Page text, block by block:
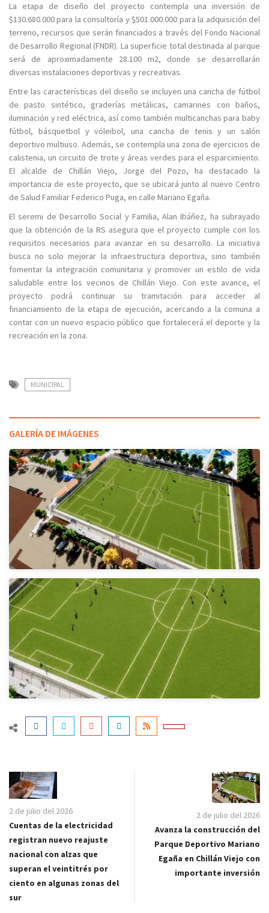
La etapa de diseño del proyecto contempla una inversión de
$130.680.000 para la consultoría y $501.000.000 para la adquisición del
terreno, recursos que serán financiados a través del Fondo Nacional
de Desarrollo Regional (FNDR). La superficie total destinada al parque
será de aproximadamente 28.100 m2, donde se desarrollarán
diversas instalaciones deportivas y recreativas.
Entre las características del diseño se incluyen una cancha de fútbol
de pasto sintético, graderías metálicas, camarines con baños,
iluminación y red eléctrica, así como también multicanchas para baby
fútbol, básquetbol y vóleibol, una cancha de tenis y un salón
deportivo multiuso. Además, se contempla una zona de ejercicios de
calistenia, un circuito de trote y áreas verdes para el esparcimiento.
El alcalde de Chillán Viejo, Jorge del Pozo, ha destacado la
importancia de este proyecto, que se ubicará junto al nuevo Centro
de Salud Familiar Federico Puga, en calle Mariano Egaña.
El seremi de Desarrollo Social y Familia, Alan Ibáñez, ha subrayado
que la obtención de la RS asegura que el proyecto cumple con los
requisitos necesarios para avanzar en su desarrollo. La iniciativa
busca no solo mejorar la infraestructura deportiva, sino también
fomentar la integración comunitaria y promover un estilo de vida
saludable entre los vecinos de Chillán Viejo. Con este avance, el
proyecto podrá continuar su tramitación para acceder al
financiamiento de la etapa de ejecución, acercando a la comuna a
contar con un nuevo espacio público que fortalecerá el deporte y la
recreación en la zona.
MUNICIPAL
GALERÍA DE IMÁGENES
2 de julio del 2026
Cuentas de la electricidad
registran nuevo reajuste
nacional con alzas que
superan el veintitrés por
ciento en algunas zonas del
sur
2 de julio del 2026
Avanza la construcción del
Parque Deportivo Mariano
Egaña en Chillán Viejo con
importante inversión